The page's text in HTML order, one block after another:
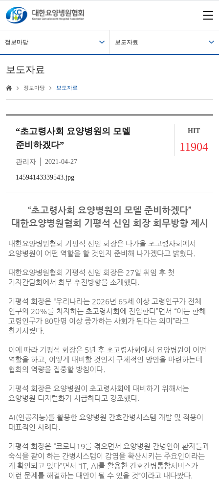
정보마당 보도자료
보도자료
정보마당 보도자료
“초고령사회 요양병원의 모델
준비하겠다”
관리자 │ 2021-04-27
14594143339543.jpg
HIT
11904
“초고령사회 요양병원의 모델 준비하겠다”
대한요양병원협회 기평석 신임 회장 회무방향 제시
대한요양병원협회 기평석 신임 회장은 다가올 초고령사회에서
요양병원이 어떤 역할을 할 것인지 준비해 나가겠다고 밝혔다.
대한요양병원협회 기평석 신임 회장은 27일 취임 후 첫
기자간담회에서 회무 추진방향을 소개했다.
기평석 회장은 “우리나라는 2026년 65세 이상 고령인구가 전체
인구의 20%를 차지하는 초고령사회에 진입한다”면서 “이는 한해
고령인구가 80만명 이상 증가하는 사회가 된다는 의미”라고
환기시켰다.
이에 따라 기평석 회장은 5년 후 초고령사회에서 요양병원이 어떤
역할을 하고, 어떻게 대비할 것인지 구체적인 방안을 마련하는데
협회의 역량을 집중할 방침이다.
기평석 회장은 요양병원이 초고령사회에 대비하기 위해서는
요양병원 디지털화가 시급하다고 강조했다.
AI(인공지능)를 활용한 요양병원 간호간병시스템 개발 및 적용이
대표적인 사례다.
기평석 회장은 “코로나19를 겪으면서 요양병원 간병인이 환자들과
숙식을 같이 하는 간병시스템이 감염을 확산시키는 주요인이라는
게 확인되고 있다”면서 “IT, AI를 활용한 간호간병통합서비스가
이런 문제를 해결하는 대안이 될 수 있을 것”이라고 내다봤다.